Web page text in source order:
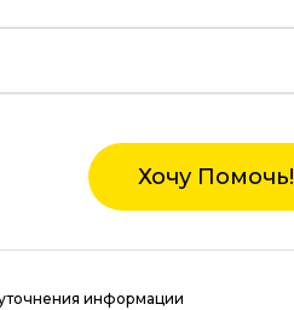
Хочу Помочь!
информации